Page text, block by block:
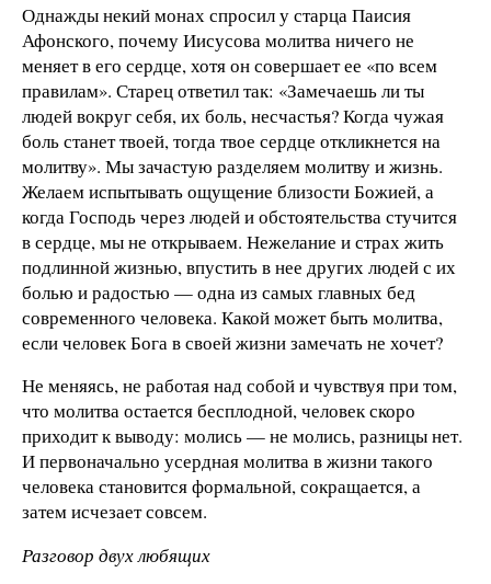
Однажды некий монах спросил у старца Паисия
Афонского, почему Иисусова молитва ничего не
меняет в его сердце, хотя он совершает ее «по всем
правилам». Старец ответил так: «Замечаешь ли ты
людей вокруг себя, их боль, несчастья? Когда чужая
боль станет твоей, тогда твое сердце откликнется на
молитву». Мы зачастую разделяем молитву и жизнь.
Желаем испытывать ощущение близости Божией, а
когда Господь через людей и обстоятельства стучится
в сердце, мы не открываем. Нежелание и страх жить
подлинной жизнью, впустить в нее других людей с их
болью и радостью — одна из самых главных бед
современного человека. Какой может быть молитва,
если человек Бога в своей жизни замечать не хочет?
Не меняясь, не работая над собой и чувствуя при том,
что молитва остается бесплодной, человек скоро
приходит к выводу: молись — не молись, разницы нет.
И первоначально усердная молитва в жизни такого
человека становится формальной, сокращается, а
затем исчезает совсем.
Разговор двух любящих